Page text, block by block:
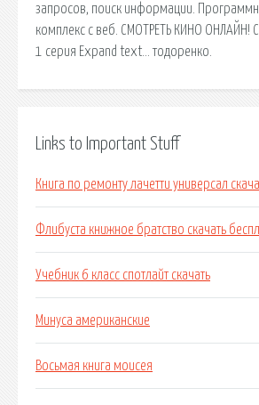
запросов, поиск информации.
комплекс с веб. СМОТРЕТЬ КИНО ОНЛАЙН!
1 серия Expand text… тодоренко.
Links to Important Stuff
Книга по ремонту лачетти универсал
Флибуста книжное братство скачать
Учебник 6 класс спотлайт скачать
Минуса американские
Восьмая книга моисея